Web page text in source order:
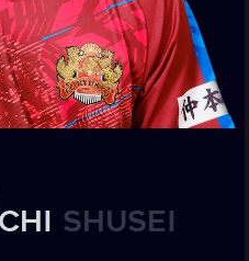
CHI SHUSEI